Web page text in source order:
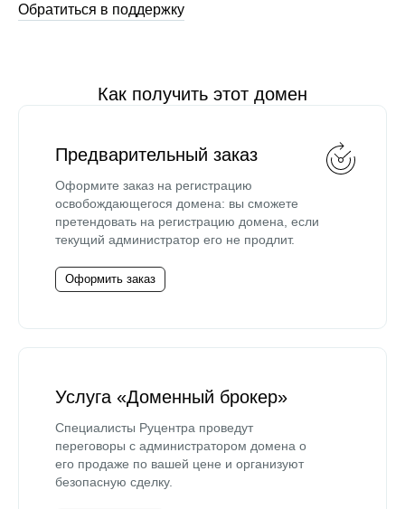
Обратиться в поддержку
Как получить этот домен
Предварительный заказ
Оформите заказ на регистрацию
освобождающегося домена: вы сможете
претендовать на регистрацию домена, если
текущий администратор его не продлит.
Оформить заказ
Услуга «Доменный брокер»
Специалисты Руцентра проведут
переговоры с администратором домена о
его продаже по вашей цене и организуют
безопасную сделку.